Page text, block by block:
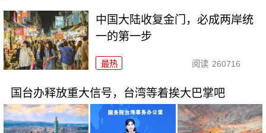
中国大陆收复金门，必成两岸统
一的第一步
最热 阅读 260716
国台办释放重大信号，台湾等着挨大巴掌吧